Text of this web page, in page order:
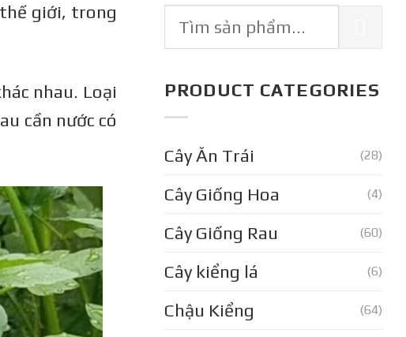
giới, trong
nhau. Loại
cần nước có
PRODUCT CATEGORIES
Cây Ăn Trái (28)
Cây Giống Hoa (4)
Cây Giống Rau (60)
Cây kiểng lá (6)
Chậu Kiểng (64)